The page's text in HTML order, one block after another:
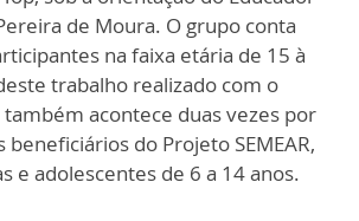
de Moura. O grupo conta
na faixa etária de 15 à
trabalho realizado com o
acontece duas vezes por
beneficiários do Projeto SEMEAR,
e adolescentes de 6 a 14 anos.